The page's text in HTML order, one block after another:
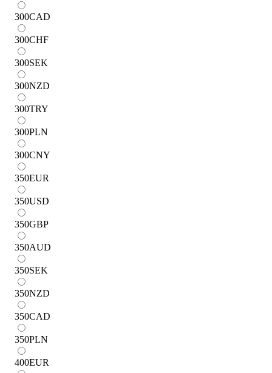
300CAD
300CHF
300SEK
300NZD
300TRY
300PLN
300CNY
350EUR
350USD
350GBP
350AUD
350SEK
350NZD
350CAD
350PLN
400EUR